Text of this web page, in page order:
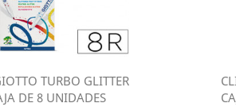
 Vista rápida
TURBO GLITTER
DE 8 UNIDADES